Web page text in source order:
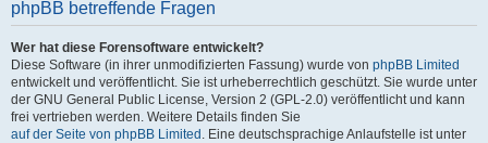
phpBB betreffende Fragen
Wer hat diese Forensoftware entwickelt?
Diese Software (in ihrer unmodifizierten Fassung) wurde von phpBB Limited
entwickelt und veröffentlicht. Sie ist urheberrechtlich geschützt. Sie wurde unter
der GNU General Public License, Version 2 (GPL-2.0) veröffentlicht und kann
frei vertrieben werden. Weitere Details finden Sie
auf der Seite von phpBB Limited . Eine deutschsprachige Anlaufstelle ist unter